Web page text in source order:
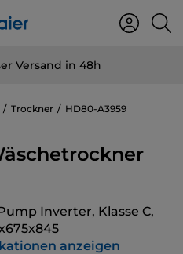
Versand in 48h
Trockner HD80-A3959
Inverter, Klasse C,
anzeigen